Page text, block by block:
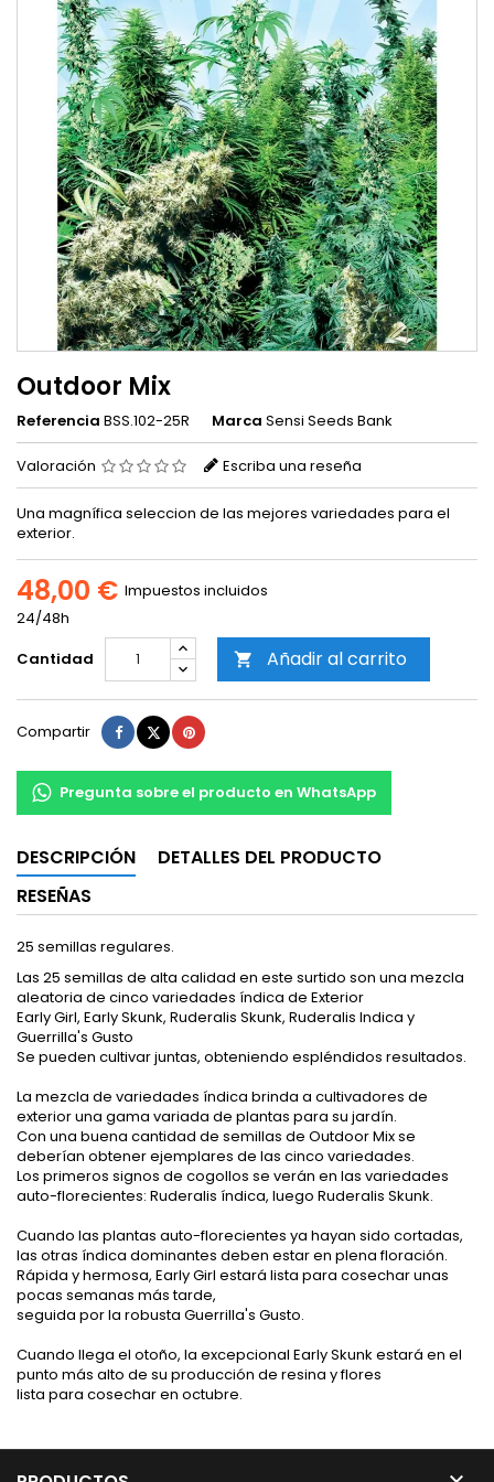
Outdoor Mix
Referencia BSS.102-25R Marca Sensi Seeds Bank
Valoración Escriba una reseña
Una magnífica seleccion de las mejores variedades para el
exterior.
48,00 € Impuestos incluidos
24/48h
Cantidad
 Añadir al carrito
Compartir Compartir
TuitearPinterest
Pregunta sobre el producto en WhatsApp
DESCRIPCIÓN
DETALLES DEL PRODUCTO
RESEÑAS
25 semillas regulares.
Las 25 semillas de alta calidad en este surtido son una mezcla
aleatoria de cinco variedades índica de Exterior
Early Girl, Early Skunk, Ruderalis Skunk, Ruderalis Indica y
Guerrilla's Gusto
Se pueden cultivar juntas, obteniendo espléndidos resultados.
La mezcla de variedades índica brinda a cultivadores de
exterior una gama variada de plantas para su jardín.
Con una buena cantidad de semillas de Outdoor Mix se
deberían obtener ejemplares de las cinco variedades.
Los primeros signos de cogollos se verán en las variedades
auto-florecientes: Ruderalis índica, luego Ruderalis Skunk.
Cuando las plantas auto-florecientes ya hayan sido cortadas,
las otras índica dominantes deben estar en plena floración.
Rápida y hermosa, Early Girl estará lista para cosechar unas
pocas semanas más tarde,
seguida por la robusta Guerrilla's Gusto.
Cuando llega el otoño, la excepcional Early Skunk estará en el
punto más alto de su producción de resina y flores
lista para cosechar en octubre.